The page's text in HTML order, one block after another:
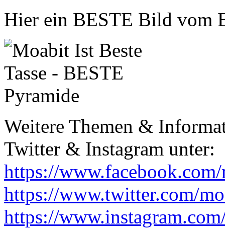
Hier ein BESTE Bild vom
Weitere Themen &
Twitter & Instagram unter:
https://
https://www.twitter.com/
https://